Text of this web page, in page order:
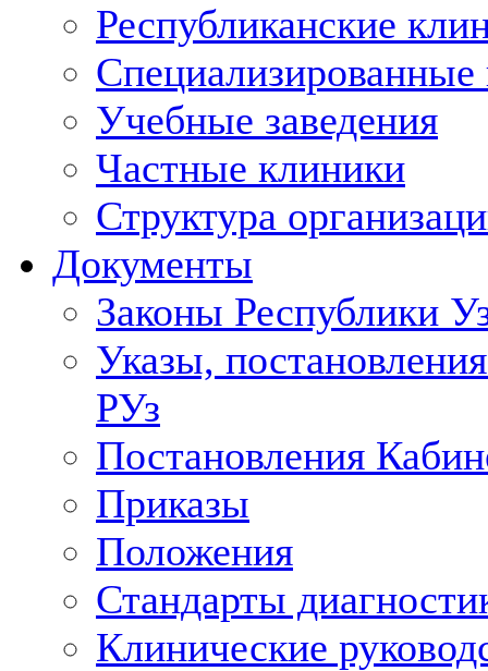
Республиканские
Учебные заведения
Частные клиники
Структура
Документы
Законы Республики
Указы,
РУз
Постановления
Приказы
Положения
Стандарты
Клинические